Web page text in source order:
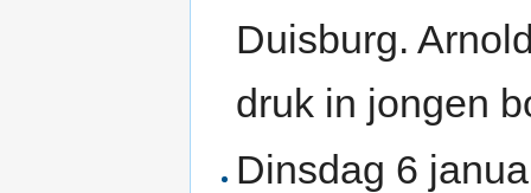
Duisburg.
druk in jongen
Dinsdag 6